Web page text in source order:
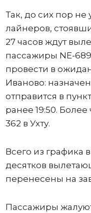
Так, до сих пор не
лайнеров,
27 часов ждут
пассажиры NE-
провести в
Иваново:
отправится в
ранее 19:50.
362 в Ухту.
Всего из графика
десятков
перенесены на
Пассажиры